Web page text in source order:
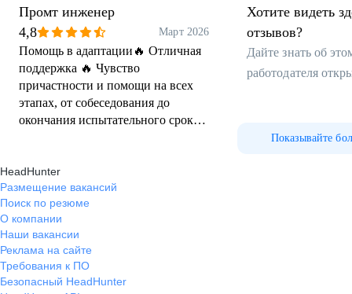
Промт инженер
4,8
Март 2026
Помощь в адаптации🔥 Отличная
поддержка 🔥 Чувство
причастности и помощи на всех
этапах, от собеседования до
окончания испытательного срока
оформление и гибкость 🔥
Хотите видеть
отзывов?
Дайте знать об
работодателя
Показывайте
HeadHunter
Размещение вакансий
Поиск по резюме
О компании
Наши вакансии
Реклама на сайте
Требования к ПО
Безопасный HeadHunter